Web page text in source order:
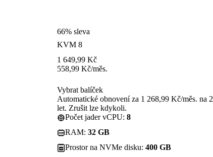
66% sleva
KVM 8
1 649,99 Kč
558,99 Kč/měs.
Vybrat balíček
Automatické obnovení za 1 268,99 Kč/měs. na 2
let. Zrušit lze kdykoli.
Počet jader vCPU: 8
RAM: 32 GB
Prostor na NVMe disku: 400 GB